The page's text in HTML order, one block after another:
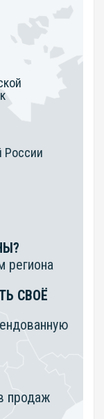
России
региона
СВОЁ
продаж